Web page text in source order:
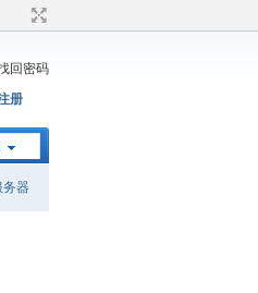
回密码
册
务器